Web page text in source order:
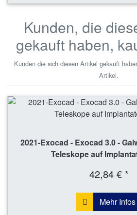
Kunden, die
gekauft haben,
Kunden die sich diesen Artikel gekauft
Artikel.
2021-Exocad - Exocad 3.0 -
Teleskope auf
42,84 € *
Mehr Infos